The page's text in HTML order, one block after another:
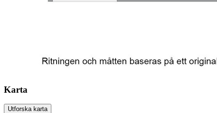
Karta
Utforska karta